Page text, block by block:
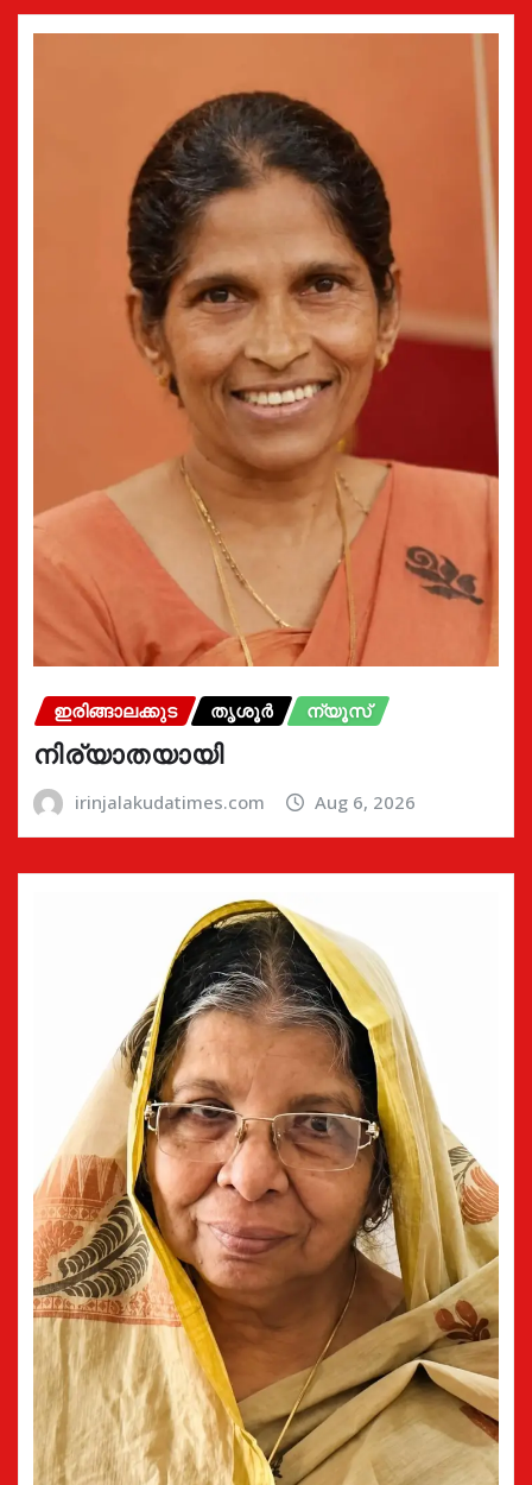
ഇരിങ്ങാലക്കുട തൃശൂർ ന്യൂസ്
നിര്യാതയായി
irinjalakudatimes.com Aug 6, 2026